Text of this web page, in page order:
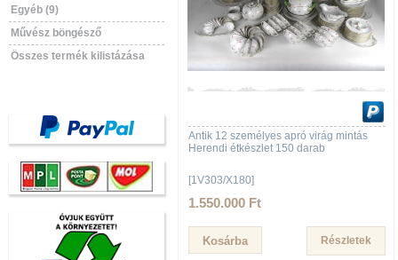
Egyéb (9)
Művész böngésző
Összes termék kilistázása
Antik 12 személyes apró virág mintás
Herendi étkészlet 150 darab
[1V303/X180]
1.550.000 Ft
Részletek